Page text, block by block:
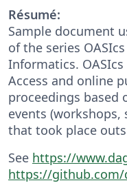
Résumé:
Sample document
of the series
Informatics.
Access and online
proceedings based
events (workshops,
that took place
See https://
https://